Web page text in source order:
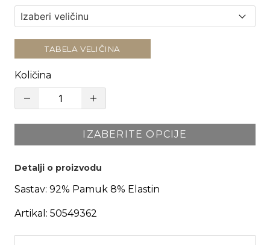
TABELA VELIČINA
Količina
IZABERITE OPCIJE
Detalji o proizvodu
Sastav: 92% Pamuk 8% Elastin
Artikal: 50549362